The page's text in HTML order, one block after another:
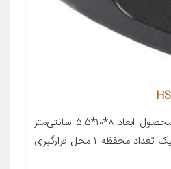
معرفی محصول جزئیات محصول ابعاد ۸*۱۰*۵.۵ سانتی‌متر
وزن ۷۵ گرم جنس پلاستیک تعداد محفظه ۱ محل قرارگیری